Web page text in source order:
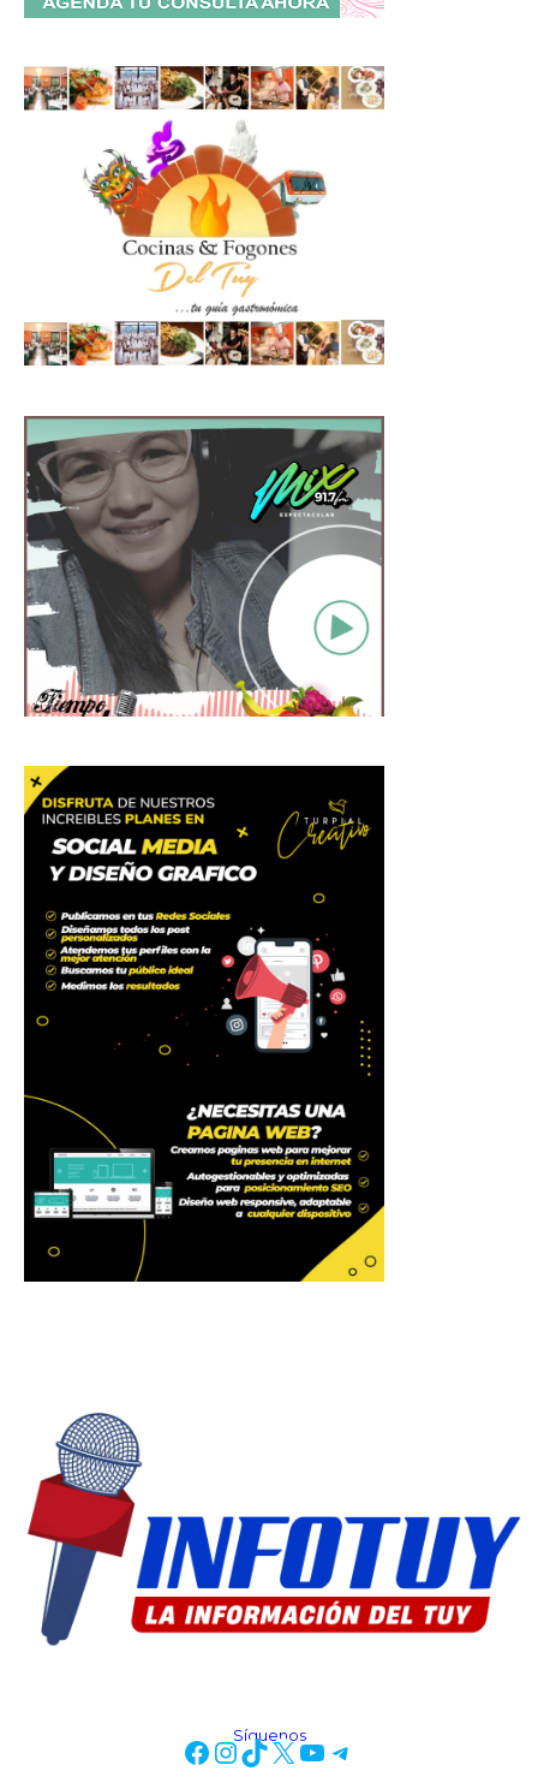
Síguenos